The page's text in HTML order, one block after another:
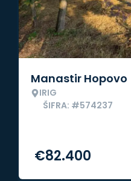
Manastir Hopovo
IRIG
ŠIFRA: #574237
€82.400